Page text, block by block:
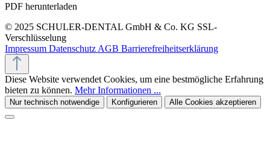
PDF herunterladen
© 2025 SCHULER-DENTAL GmbH & Co. KG SSL-
Verschlüsselung
Impressum Datenschutz AGB Barrierefreiheitserklärung
Diese Website verwendet Cookies, um eine bestmögliche Erfahrung
bieten zu können. Mehr Informationen ...
Nur technisch notwendige Konfigurieren Alle Cookies akzeptieren